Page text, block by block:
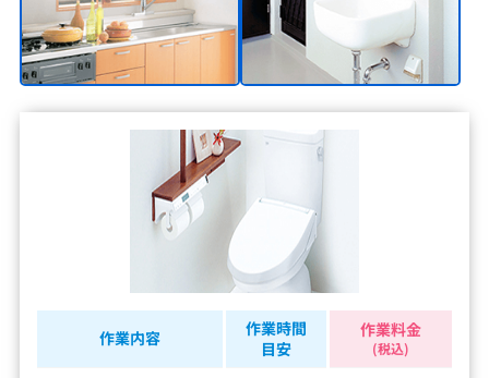
作業内容
作業時間
目安
作業料金
(税込)